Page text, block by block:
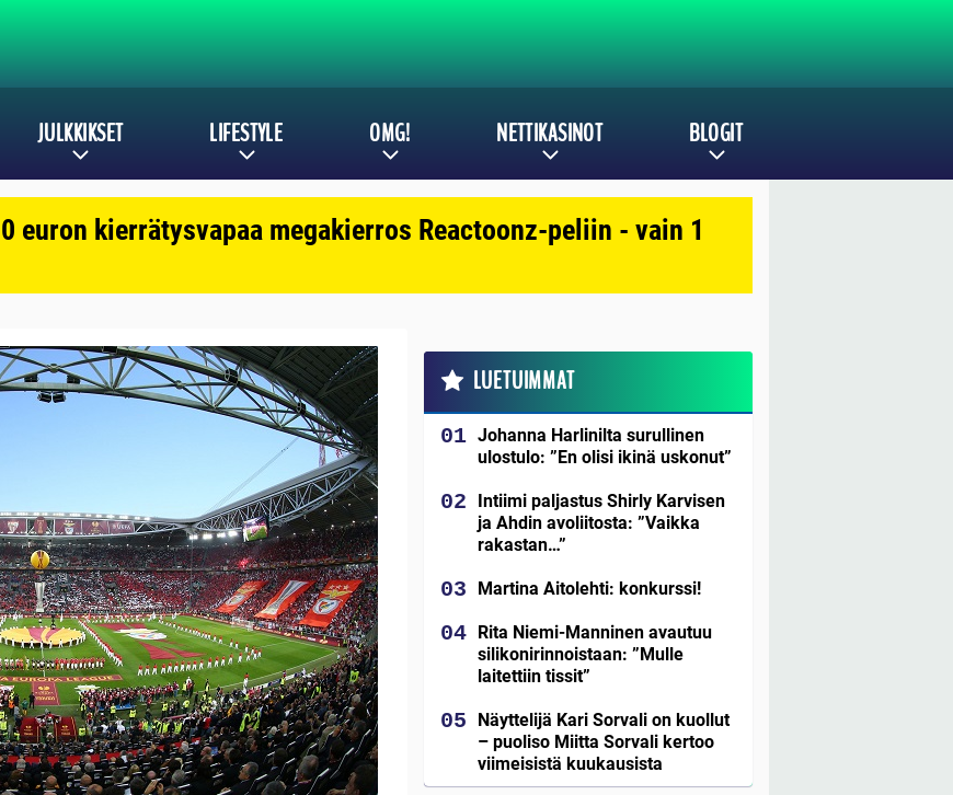
JULKKIKSET LIFESTYLE OMG! NETTIKASINOT BLOGIT
euron kierrätysvapaa megakierros Reactoonz-peliin - vain 1
LUETUIMMAT
Johanna Harlinilta surullinen
ulostulo: ”En olisi ikinä uskonut”
Intiimi paljastus Shirly Karvisen
ja Ahdin avoliitosta: ”Vaikka
rakastan…”
Martina Aitolehti: konkurssi!
Rita Niemi-Manninen avautuu
silikonirinnoistaan: ”Mulle
laitettiin tissit”
Näyttelijä Kari Sorvali on kuollut
– puoliso Miitta Sorvali kertoo
viimeisistä kuukausista